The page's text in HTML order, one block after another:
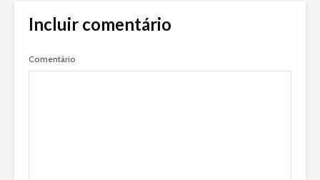
Incluir comentário
Comentário